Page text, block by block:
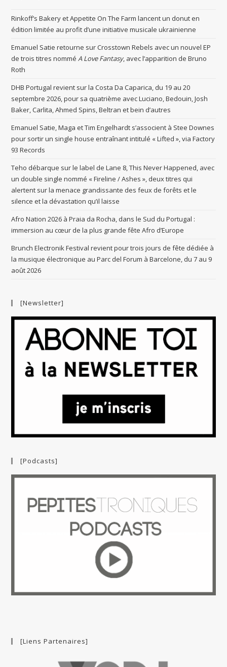
Rinkoff’s Bakery et Appetite On The Farm lancent un donut en
édition limitée au profit d’une initiative musicale ukrainienne
Emanuel Satie retourne sur Crosstown Rebels avec un nouvel EP
de trois titres nomméA Love Fantasy, avec l’apparition de Bruno
Roth
DHB Portugal revient sur la Costa Da Caparica, du 19 au 20
septembre 2026, pour sa quatrième avec Luciano, Bedouin, Josh
Baker, Carlita, Ahmed Spins, Beltran et bein d’autres
Emanuel Satie, Maga et Tim Engelhardt s’associent à Stee Downes
pour sortir un single house entraînant intitulé « Lifted », via Factory
93 Records
Teho débarque sur le label de Lane 8, This Never Happened, avec
un double single nommé « Fireline / Ashes », deux titres qui
alertent sur la menace grandissante des feux de forêts et le
silence et la dévastation qu’il laisse
Afro Nation 2026 à Praia da Rocha, dans le Sud du Portugal :
immersion au cœur de la plus grande fête Afro d’Europe
Brunch Electronik Festival revient pour trois jours de fête dédiée à
la musique électronique au Parc del Forum à Barcelone, du 7 au 9
août 2026
[Newsletter]
[Podcasts]
[Liens Partenaires]